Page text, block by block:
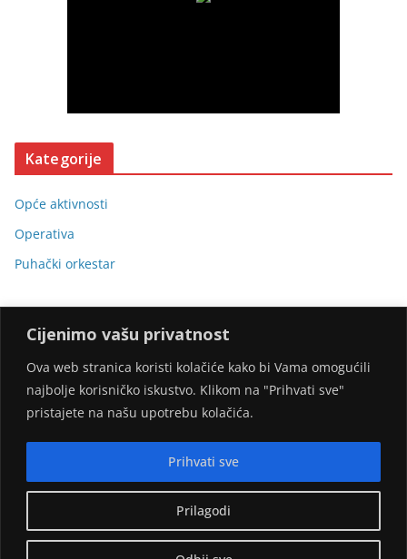
Cijenimo vašu privatnost
Ova web stranica koristi kolačiće kako bi Vama omogućili
najbolje korisničko iskustvo. Klikom na "Prihvati sve"
pristajete na našu upotrebu kolačića.
Prilagodi
Prihvati sve
Kategorije
Opće aktivnosti
Operativa
Puhački orkestar
Stranicu omogućili:
Copyright © 2026DVD Gornji Desinec. Sva prava pridržana.